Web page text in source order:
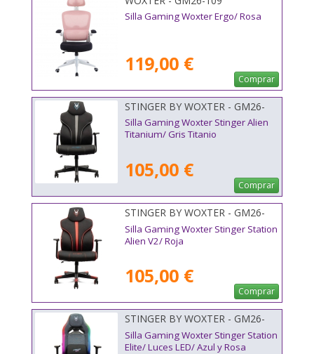
Silla Gaming Woxter Ergo/ Rosa
119,00 €
Comprar
STINGER BY WOXTER - GM26-
123
Silla Gaming Woxter Stinger Alien
Titanium/ Gris Titanio
105,00 €
Comprar
STINGER BY WOXTER - GM26-
130
Silla Gaming Woxter Stinger Station
Alien V2/ Roja
105,00 €
Comprar
STINGER BY WOXTER - GM26-
121
Silla Gaming Woxter Stinger Station
Elite/ Luces LED/ Azul y Rosa